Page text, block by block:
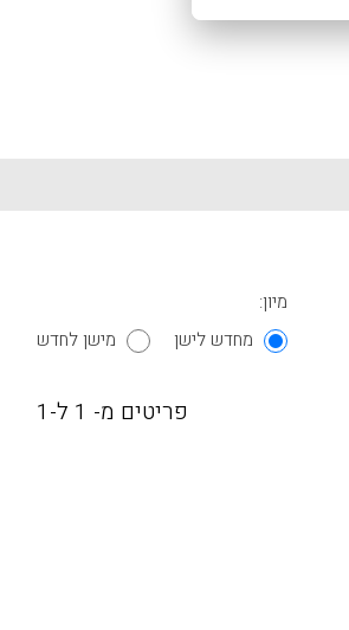
מיון:
מחדש לישן
מישן לחדש
פריטים מ- 1 ל-1